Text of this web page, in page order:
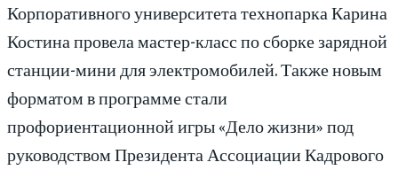
Корпоративного университета технопарка Карина
Костина провела мастер-класс по сборке зарядной
станции-мини для электромобилей. Также новым
форматом в программе стали
профориентационной игры «Дело жизни» под
руководством Президента Ассоциации Кадрового